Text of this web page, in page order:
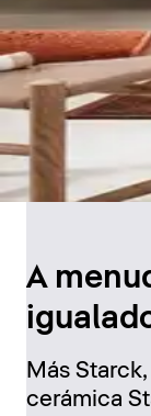
A
Más
cerámica